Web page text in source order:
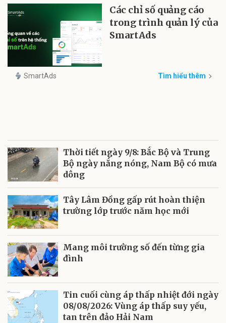
Các chỉ số quảng cáo
trong trình quản lý của
SmartAds
SmartAds Tìm hiểu thêm
Thời tiết ngày 9/8: Bắc Bộ và Trung
Bộ ngày nắng nóng, Nam Bộ có mưa
dông
Tây Lâm Đồng gấp rút hoàn thiện
trường lớp trước năm học mới
Mang môi trường số đến từng gia
đình
Tin cuối cùng áp thấp nhiệt đới ngày
08/08/2026: Vùng áp thấp suy yếu,
tan trên đảo Hải Nam